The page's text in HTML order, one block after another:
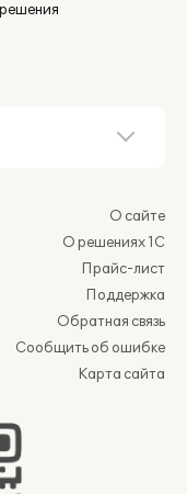
О сайте
О решениях 1С
Прайс-лист
Поддержка
Обратная связь
Сообщить об ошибке
Карта сайта